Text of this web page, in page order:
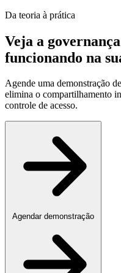
Da teoria à prática
Veja a
funcionando na
Agende uma demonstração
elimina o compartilhamento
controle de acesso.
Agendar demonstração